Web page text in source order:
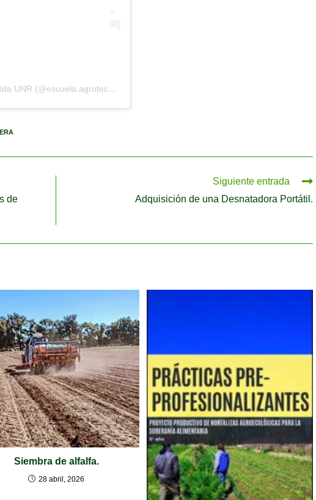
Una publicación compartida por Agrotécnica Casilda UNR (@escuela.agrotecnica.casilda)
de
Siguiente entrada
Adquisición de una Desnatadora Portátil.
Siembra de alfalfa.
28 abril, 2026